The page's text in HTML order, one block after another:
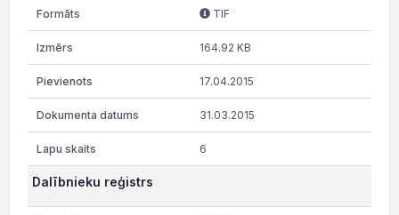
TIF
164.92 KB
17.04.2015
31.03.2015
6
Dalībnieku reģistrs